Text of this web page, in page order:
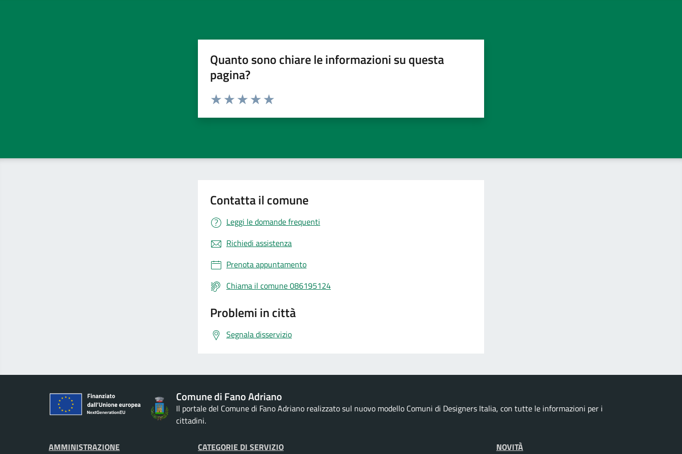
Quanto sono chiare le informazioni su questa
pagina?
Valuta da 1 a 5 stelle la pagina
Contatta il comune
Leggi le domande frequenti
Richiedi assistenza
Prenota appuntamento
Chiama il comune 086195124
Problemi in città
Segnala disservizio
Comune di Fano Adriano
Il portale del Comune di Fano Adriano realizzato sul nuovo modello Comuni di Designers Italia, con tutte le informazioni per i
cittadini.
AMMINISTRAZIONE CATEGORIE DI SERVIZIO NOVITÀ